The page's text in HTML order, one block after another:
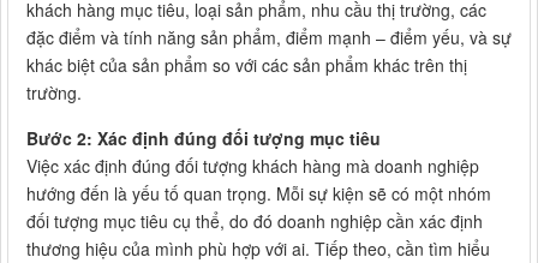
khách hàng mục tiêu, loại sản phẩm, nhu cầu thị trường, các
đặc điểm và tính năng sản phẩm, điểm mạnh – điểm yếu, và sự
khác biệt của sản phẩm so với các sản phẩm khác trên thị
trường.
Bước 2: Xác định đúng đối tượng mục tiêu
Việc xác định đúng đối tượng khách hàng mà doanh nghiệp
hướng đến là yếu tố quan trọng. Mỗi sự kiện sẽ có một nhóm
đối tượng mục tiêu cụ thể, do đó doanh nghiệp cần xác định
thương hiệu của mình phù hợp với ai. Tiếp theo, cần tìm hiểu